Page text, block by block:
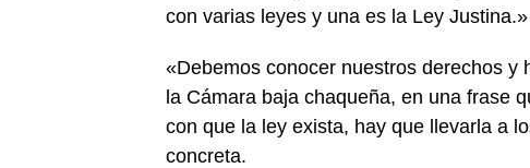
con varias leyes y una es la Ley Justina.»
«Debemos conocer nuestros derechos
la Cámara baja chaqueña, en una frase
con que la ley exista, hay que llevarla a
concreta.